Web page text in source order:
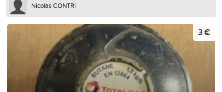
Nicolas CONTRI
3 €